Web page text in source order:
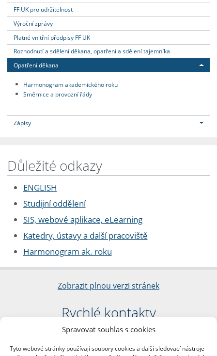
Spravovat souhlas s cookies
Tyto webové stránky používají soubory cookies a další sledovací nástroje
FF UK pro udržitelnost
Výroční zprávy
Platné vnitřní předpisy FF UK
Rozhodnutí a sdělení děkana, opatření a sdělení tajemníka
Opatření děkana
Harmonogram akademického roku
Směrnice a provozní řády
Zápisy
Důležité odkazy
ENGLISH
Studijní oddělení
SIS, webové aplikace, eLearning
Katedry, ústavy a další pracoviště
Harmonogram ak. roku
Zobrazit plnou verzi stránek
Rychlé kontakty
Filozofická fakulta
nám. Jana Palacha 1/2